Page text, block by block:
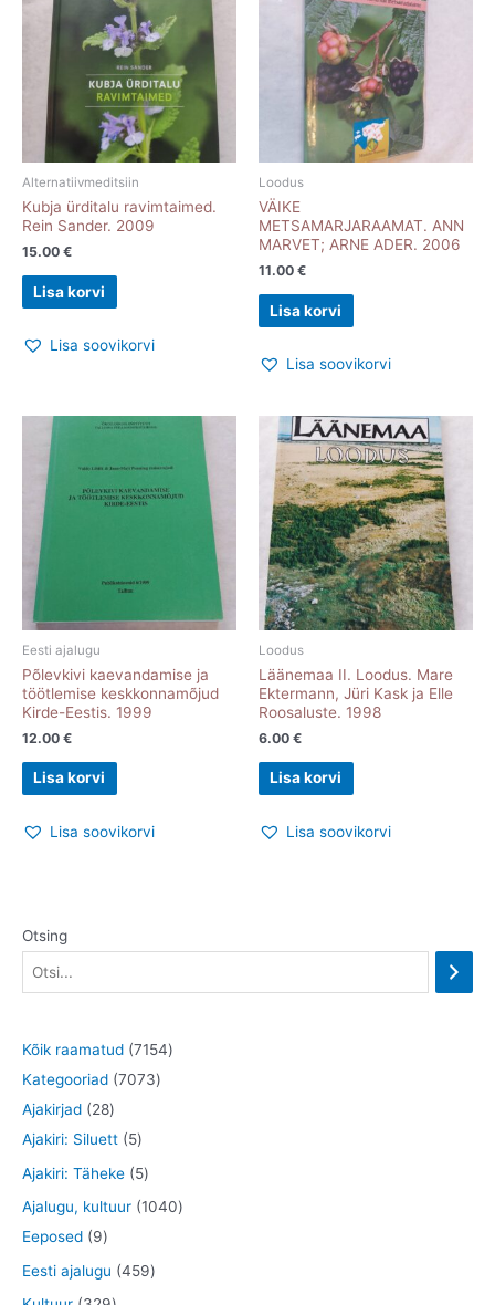
Alternatiivmeditsiin
Kubja ürditalu ravimtaimed.
Rein Sander. 2009
15.00 €
Lisa korvi
Lisa soovikorvi
Loodus
VÄIKE
METSAMARJARAAMAT. ANN
MARVET; ARNE ADER. 2006
11.00 €
Lisa korvi
Lisa soovikorvi
Eesti ajalugu
Põlevkivi kaevandamise ja
töötlemise keskkonnamõjud
Kirde-Eestis. 1999
12.00 €
Lisa korvi
Lisa soovikorvi
Loodus
Läänemaa II. Loodus. Mare
Ektermann, Jüri Kask ja Elle
Roosaluste. 1998
6.00 €
Lisa korvi
Lisa soovikorvi
Otsing
Kõik raamatud 71547
o
Kategooriad 70737
t
Ajakirjad 282
8
t
Ajakiri: Siluett 55
t
o
Ajakiri: Täheke 55
t
o
Ajalugu, kultuur 10401
Eeposed 99
t
o
Eesti ajalugu 4594